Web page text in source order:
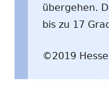
übergehen.
bis zu 17
©2019